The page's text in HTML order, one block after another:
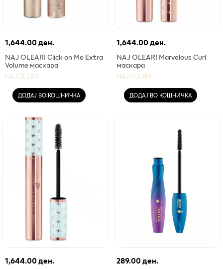
1,644.00 ден.
NAJ OLEARI Click on Me Extra
Volume маскара
NAJOLEARI
ДОДАЈ ВО КОШНИЧКА
1,644.00 ден.
NAJ OLEARI Marvelous Curl
маскара
NAJOLEARI
ДОДАЈ ВО КОШНИЧКА
1,644.00 ден. 289.00 ден.